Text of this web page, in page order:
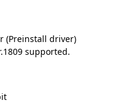
(Preinstall driver)
supported.